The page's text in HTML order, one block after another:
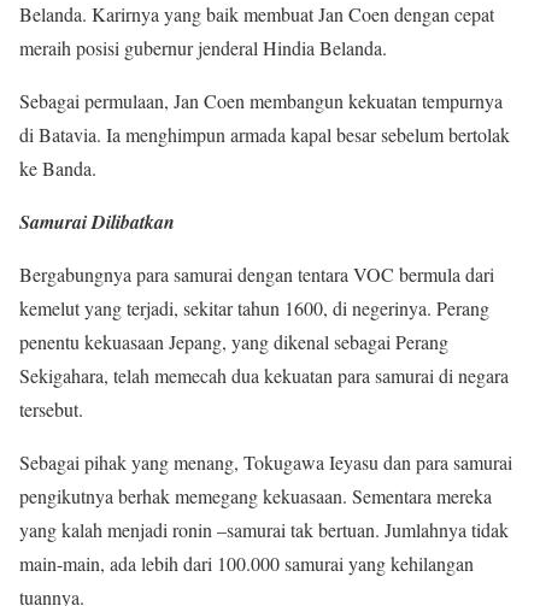
Belanda. Karirnya yang baik membuat Jan Coen dengan cepat
meraih posisi gubernur jenderal Hindia Belanda.
Sebagai permulaan, Jan Coen membangun kekuatan tempurnya
di Batavia. Ia menghimpun armada kapal besar sebelum bertolak
ke Banda.
Samurai Dilibatkan
Bergabungnya para samurai dengan tentara VOC bermula dari
kemelut yang terjadi, sekitar tahun 1600, di negerinya. Perang
penentu kekuasaan Jepang, yang dikenal sebagai Perang
Sekigahara, telah memecah dua kekuatan para samurai di negara
tersebut.
Sebagai pihak yang menang, Tokugawa Ieyasu dan para samurai
pengikutnya berhak memegang kekuasaan. Sementara mereka
yang kalah menjadi ronin –samurai tak bertuan. Jumlahnya tidak
main-main, ada lebih dari 100.000 samurai yang kehilangan
tuannya.